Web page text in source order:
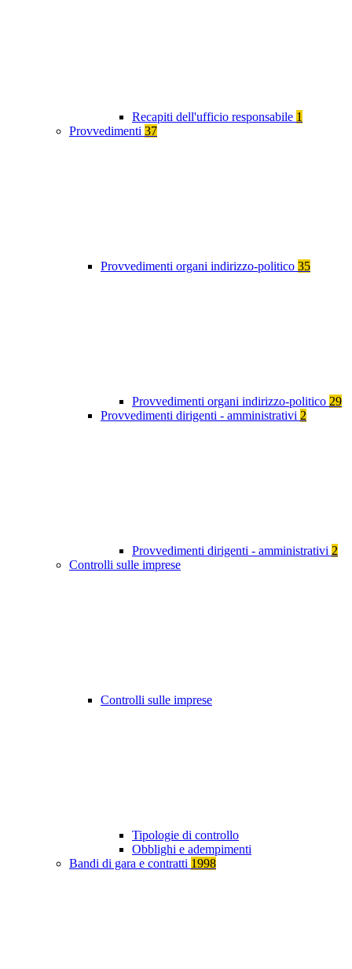
Recapiti dell'ufficio responsabile 1
Provvedimenti 37
Provvedimenti organi indirizzo-politico 35
Provvedimenti organi indirizzo-politico 29
Provvedimenti dirigenti - amministrativi 2
Provvedimenti dirigenti - amministrativi 2
Controlli sulle imprese
Controlli sulle imprese
Tipologie di controllo
Obblighi e adempimenti
Bandi di gara e contratti 1998